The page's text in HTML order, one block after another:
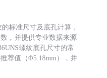
标准尺寸及底孔计算，
，并提供专业数据来源
螺纹底孔尺寸的常
荐值（Φ5.18mm），并